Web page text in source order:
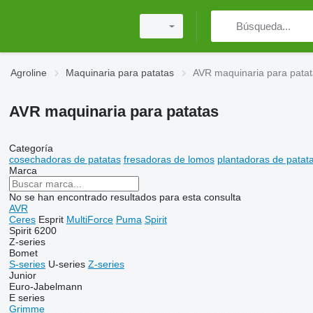
Agroline Maquinaria para patatas AVR maquinaria para
AVR maquinaria para patatas
Categoría
cosechadoras de patatas fresadoras de lomos plantadoras de
Marca
No se han encontrado resultados para esta consulta
AVR
Ceres Esprit MultiForce Puma Spirit
Spirit 6200
Z-series
Bomet
S-series U-series Z-series
Junior
Euro-Jabelmann
E series
Grimme